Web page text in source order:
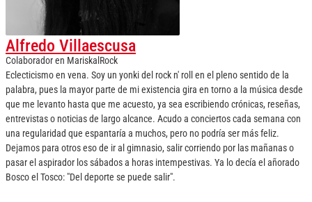
Alfredo Villaescusa
Colaboradoren MariskalRock
Eclecticismo en vena. Soy un yonki del rock n' roll en el pleno sentido de la
palabra, pues la mayor parte de mi existencia gira en torno a la música desde
que me levanto hasta que me acuesto, ya sea escribiendo crónicas, reseñas,
entrevistas o noticias de largo alcance. Acudo a conciertos cada semana con
una regularidad que espantaría a muchos, pero no podría ser más feliz.
Dejamos para otros eso de ir al gimnasio, salir corriendo por las mañanas o
pasar el aspirador los sábados a horas intempestivas. Ya lo decía el añorado
Bosco el Tosco: "Del deporte se puede salir".